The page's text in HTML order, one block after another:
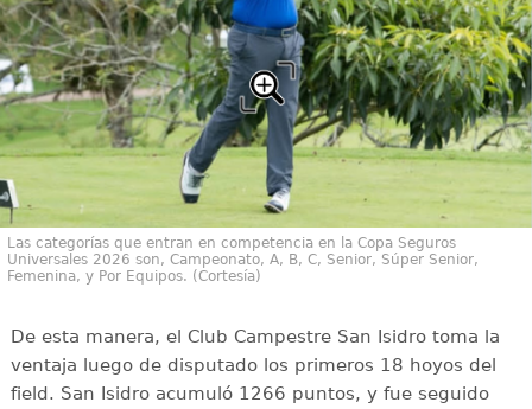
Las categorías que entran en competencia en la Copa Seguros
Universales 2026 son, Campeonato, A, B, C, Senior, Súper Senior,
Femenina, y Por Equipos. (Cortesía)
De esta manera, el Club Campestre San Isidro toma la
ventaja luego de disputado los primeros 18 hoyos del
field. San Isidro acumuló 1266 puntos, y fue seguido